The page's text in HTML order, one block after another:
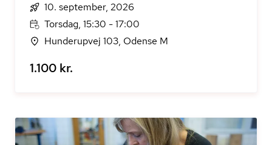
10. september, 2026
Torsdag, 15:30 - 17:00
Hunderupvej 103, Odense M
1.100 kr.